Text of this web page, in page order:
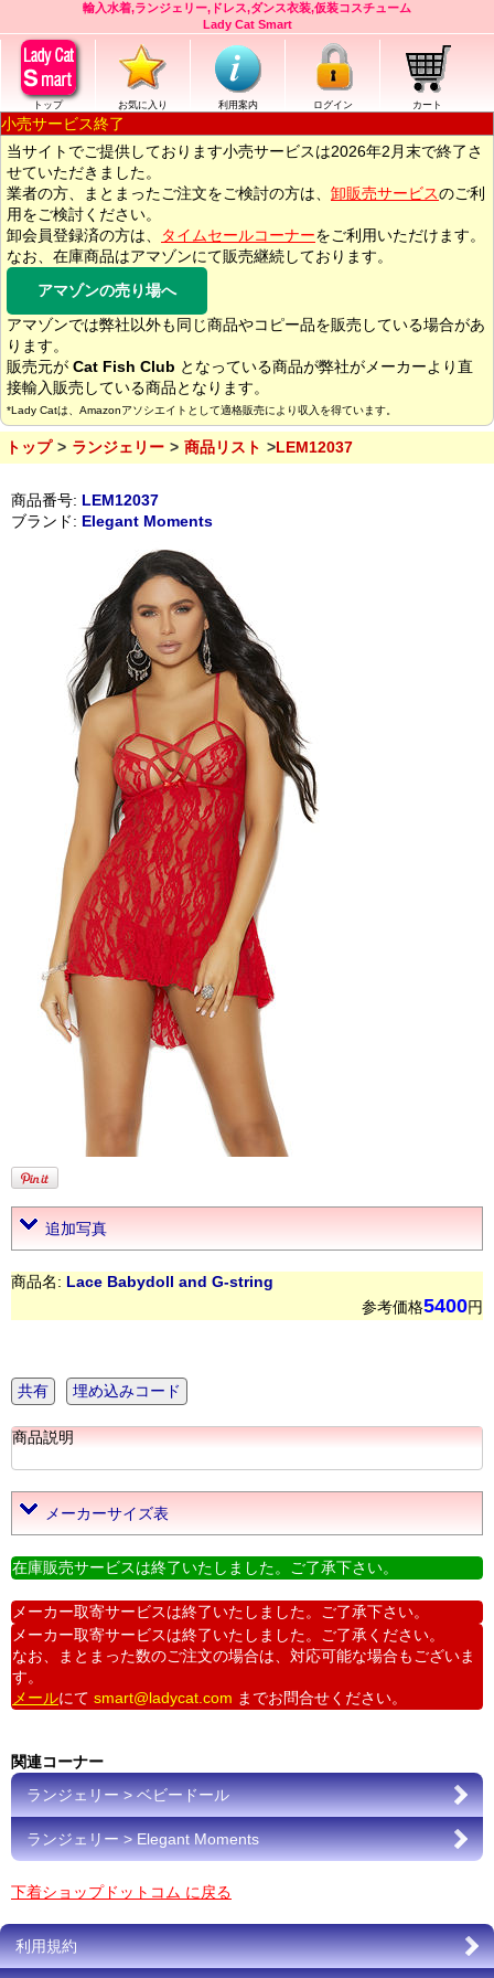
輸入水着,ランジェリー,ドレス,ダンス衣装,仮装コスチューム
Lady Cat Smart
トップ お気に入り 利用案内 ログイン カート
小売サービス終了
当サイトでご提供しております小売サービスは2026年2月末で終了さ
せていただきました。
業者の方、まとまったご注文をご検討の方は、 卸販売サービスのご利
用をご検討ください。
卸会員登録済の方は、
タイムセールコーナーをご利用いただけます。
なお、在庫商品はアマゾンにて販売継続しております。
アマゾンの売り場へ
アマゾンでは弊社以外も同じ商品やコピー品を販売している場合があ
ります。
販売元が Cat Fish Club となっている商品が弊社がメーカーより直
接輸入販売している商品となります。
*Lady Catは、Amazonアソシエイトとして適格販売により収入を得ています。
トップ ランジェリー 商品リスト LEM12037
商品番号: LEM12037
ブランド: Elegant Moments
追加写真
商品名: Lace Babydoll and G-string
参考価格5400円
共有 埋め込みコード
商品説明
メーカーサイズ表
在庫販売サービスは終了いたしました。ご了承下さい。
メーカー取寄サービスは終了いたしました。ご了承下さい。
メーカー取寄サービスは終了いたしました。ご了承ください。
なお、まとまった数のご注文の場合は、対応可能な場合もございま
す。
メールにて smart@ladycat.com までお問合せください。
関連コーナー
ランジェリー > ベビードール
ランジェリー > Elegant Moments
下着ショップドットコム に戻る
利用規約